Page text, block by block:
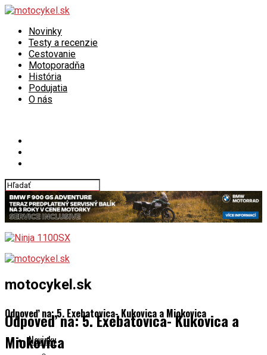
Novinky
Testy a recenzie
Cestovanie
Motoporadňa
História
Podujatia
O nás
motocykel.sk
Odpoveď na: 5. Exebatovica- Kukovica a Miokovica
Novinky
Odpoveď na: 5. Exebatovica- Kukovica a
Miokovica